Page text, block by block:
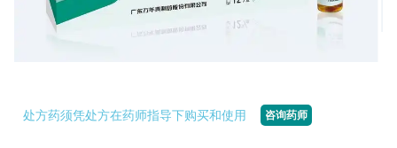
处方药须凭处方在药师指导下购买和使用 咨询药师